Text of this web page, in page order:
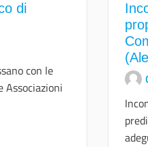
di
con le
Associazioni